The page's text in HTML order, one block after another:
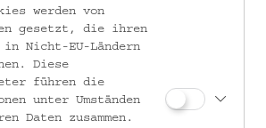
Ethnografische Objekte aus
werden von
gesetzt, die ihren
Nicht-EU-Ländern
Diese
führen die
unter Umständen
Daten zusammen.